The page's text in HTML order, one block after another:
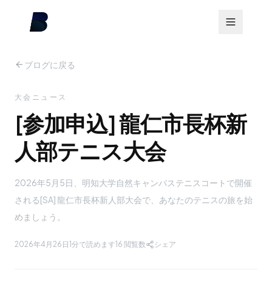
ブログに戻る
大会ニュース
[参加申込] 龍仁市長杯新
人部テニス大会
2026年5月5日、明知大学自然キャンパステニスコートで開催
される[SA] 龍仁市長杯新人部大会で、あなたのテニスの旅を始
めましょう。
2026年4月26日1分で読めます16 閲覧数 シェア